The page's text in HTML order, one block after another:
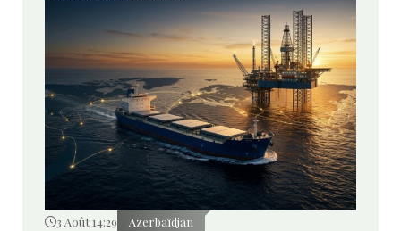
3 Août 14:29 Azerbaïdjan